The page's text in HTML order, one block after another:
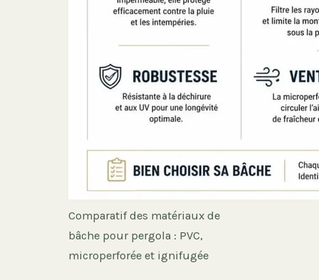
Comparatif des matériaux de
bâche pour pergola : PVC,
microperforée et ignifugée